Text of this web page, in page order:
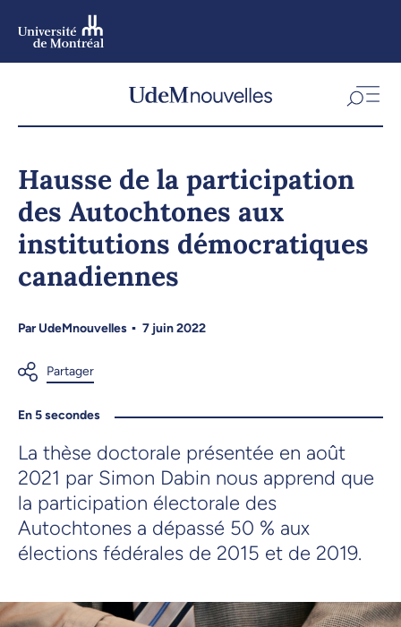
Hausse de la participation
des Autochtones aux
institutions démocratiques
canadiennes
ParUdeMnouvelles 7 juin 2022
En 5 secondes
La thèse doctorale présentée en août
2021 par Simon Dabin nous apprend que
la participation électorale des
Autochtones a dépassé 50 % aux
élections fédérales de 2015 et de 2019.